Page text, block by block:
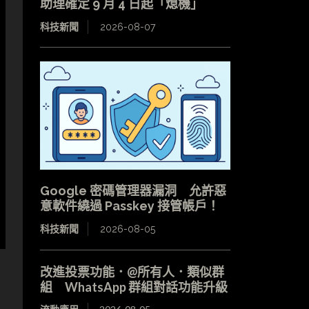
助理確定 9 月 4 日起「熄機」
科技新聞 2026-08-07
Google 密碼管理器漏洞 允許惡
意軟件繞過 Passkey 接管帳戶！
科技新聞 2026-08-05
改進投票功能．@所有人．類似群
組 WhatsApp 群組對話功能升級